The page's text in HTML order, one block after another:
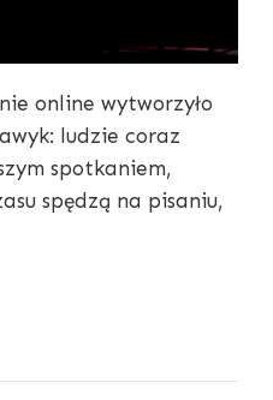
online wytworzyło
ludzie coraz
spotkaniem,
spędzą na pisaniu,